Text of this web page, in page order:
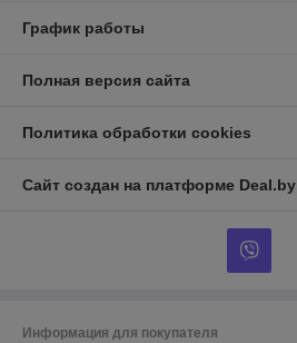
График работы
Полная версия сайта
Политика обработки cookies
Сайт создан на платформе Deal.by
Информация для покупателя